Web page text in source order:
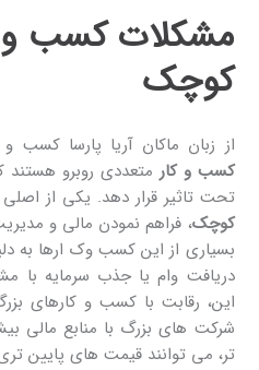
مشکلات کسب و
کوچک
از زبان ماکان آریا پارسا
کسب و کارمتعددی روبرو هستند
تحت تاثیر قرار دهد. یکی از
کوچک، فراهم نمودن مالی و
بسیاری از این کسب ‌وک ارها به
دریافت وام یا جذب سرمایه با
این، رقابت با کسب‌ و کارهای
شرکت ‌های بزرگ با منابع مالی
‌تر، می ‌توانند قیمت‌ های پایین